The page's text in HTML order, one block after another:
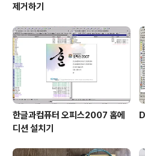
제거하기
한글과컴퓨터 오피스2007 홈에
디션 설치기